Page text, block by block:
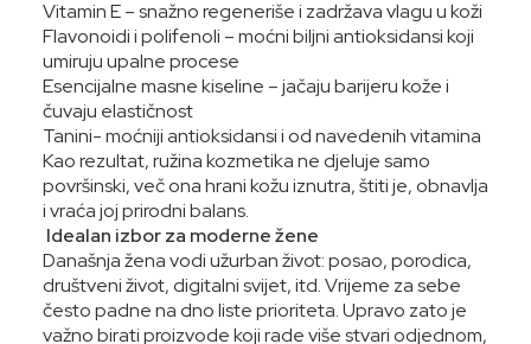
Vitamin E – snažno regeneriše i zadržava vlagu u koži
Flavonoidi i polifenoli – moćni biljni antioksidansi koji
umiruju upalne procese
Esencijalne masne kiseline – jačaju barijeru kože i
čuvaju elastičnost
Tanini- moćniji antioksidansi i od navedenih vitamina
Kao rezultat, ružina kozmetika ne djeluje samo
površinski, več ona hrani kožu iznutra, štiti je, obnavlja
i vraća joj prirodni balans.
Idealan izbor za moderne žene
Današnja žena vodi užurban život: posao, porodica,
društveni život, digitalni svijet, itd. Vrijeme za sebe
često padne na dno liste prioriteta. Upravo zato je
važno birati proizvode koji rade više stvari odjednom,